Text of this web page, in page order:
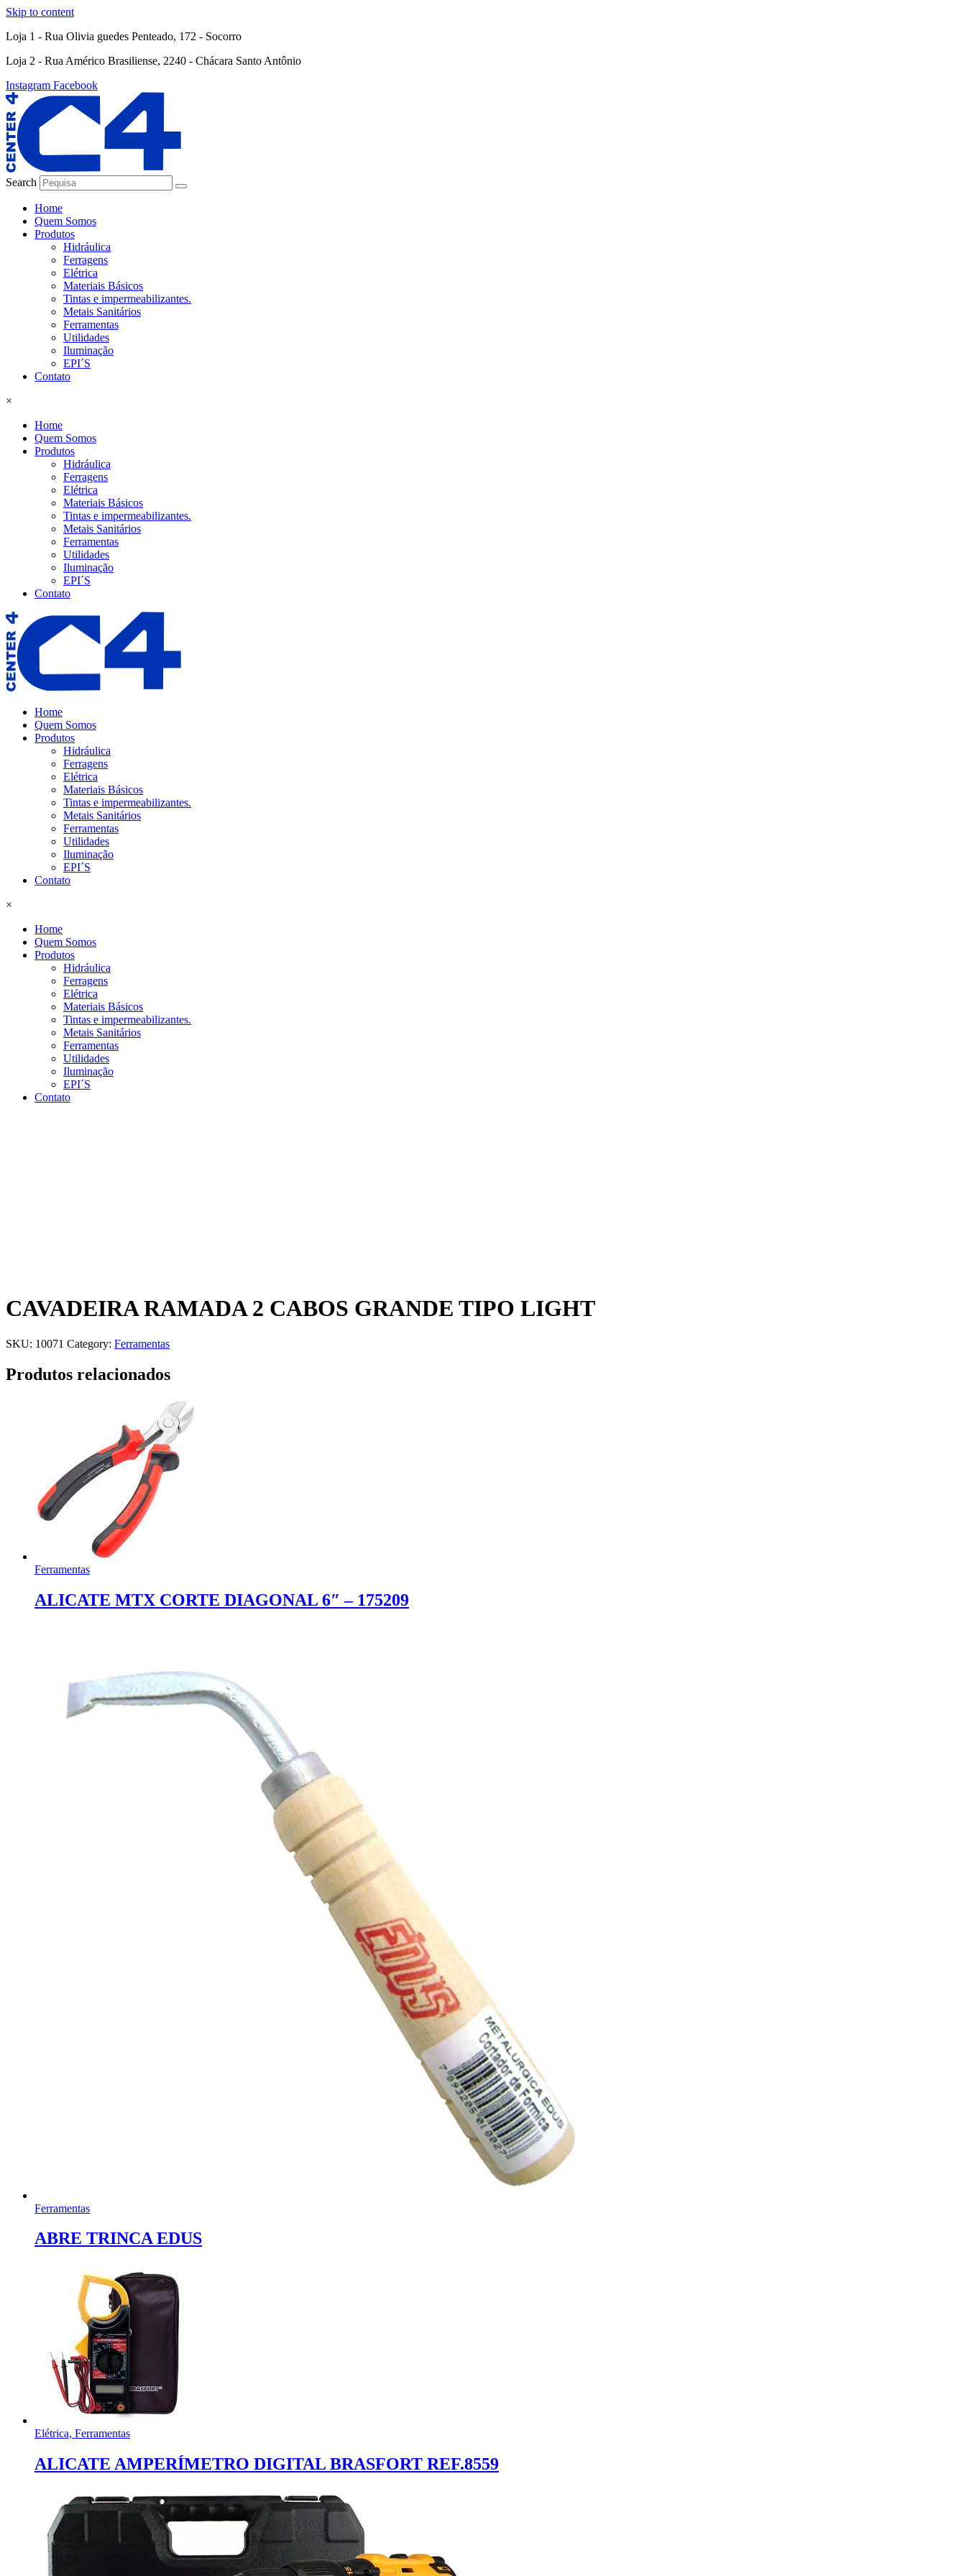
Skip to content
Loja 1 - Rua Olivia guedes Penteado, 172 - Socorro
Loja 2 - Rua Américo Brasiliense, 2240 - Chácara Santo Antônio
Instagram Facebook
Search
Home
Quem Somos
Produtos
Hidráulica
Ferragens
Elétrica
Materiais Básicos
Tintas e impermeabilizantes.
Metais Sanitários
Ferramentas
Utilidades
Iluminação
EPI´S
Contato
×
Home
Quem Somos
Produtos
Hidráulica
Ferragens
Elétrica
Materiais Básicos
Tintas e impermeabilizantes.
Metais Sanitários
Ferramentas
Utilidades
Iluminação
EPI´S
Contato
Home
Quem Somos
Produtos
Hidráulica
Ferragens
Elétrica
Materiais Básicos
Tintas e impermeabilizantes.
Metais Sanitários
Ferramentas
Utilidades
Iluminação
EPI´S
Contato
×
Home
Quem Somos
Produtos
Hidráulica
Ferragens
Elétrica
Materiais Básicos
Tintas e impermeabilizantes.
Metais Sanitários
Ferramentas
Utilidades
Iluminação
EPI´S
Contato
CAVADEIRA RAMADA 2 CABOS GRANDE TIPO LIGHT
SKU: 10071 Category: Ferramentas
Produtos relacionados
Ferramentas
ALICATE MTX CORTE DIAGONAL 6″ – 175209
Ferramentas
ABRE TRINCA EDUS
Elétrica, Ferramentas
ALICATE AMPERÍMETRO DIGITAL BRASFORT REF.8559